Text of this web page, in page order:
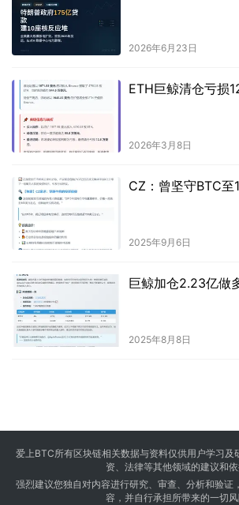
2026年6月23日
ETH巨鲸清仓亏损
2026年3月8日
CZ：曾坚守BTC至
2025年9月6日
巨鲸加仓2.23亿做
2025年8月8日
爱上BTC所有区块链相关数据与资料仅供用户学习及
资、法律等其他领域的建议和
强烈建议您独自对内容进行研究、审查、分析和验证
容，并自行承担所带来的一切